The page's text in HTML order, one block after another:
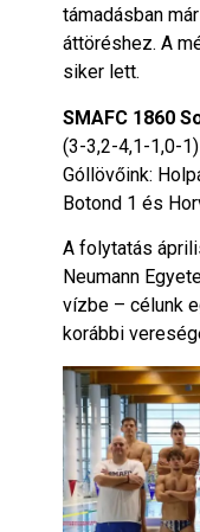
támadásban
áttöréshez. A
siker lett.
SMAFC 1860
(3-3,2-4,1-1,0-1)
Góllövőink:
Botond 1 és
A folytatás
Neumann
vízbe – célunk
korábbi